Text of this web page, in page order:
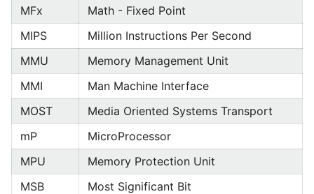
MFx
Math - Fixed Point
MIPS
Million Instructions Per Second
MMU
Memory Management Unit
MMI
Man Machine Interface
MOST
Media Oriented Systems Transport
mP
MicroProcessor
MPU
Memory Protection Unit
MSB
Most Significant Bit